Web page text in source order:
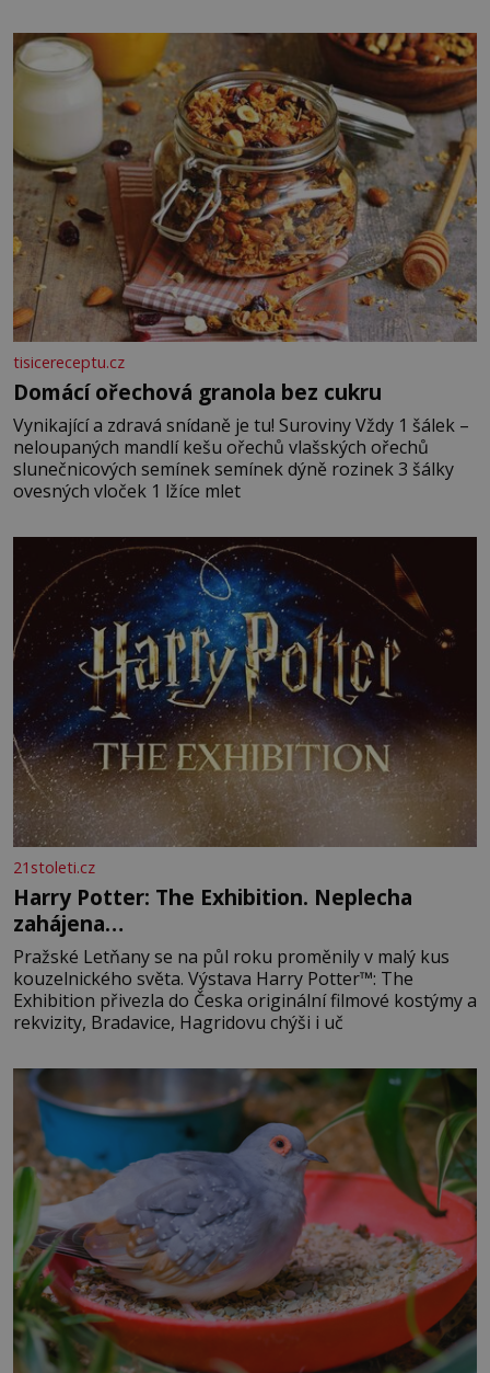
posypání Postup: Oddělte žloutky od bílků. Žloutky
vyšlehejte s cukrem do světlé pěny a postupně do nich
vmíchejte mascarpone, aby vznikl hladký
tisicereceptu.cz
Domácí ořechová granola bez cukru
Vynikající a zdravá snídaně je tu! Suroviny Vždy 1 šálek –
neloupaných mandlí kešu ořechů vlašských ořechů
slunečnicových semínek semínek dýně rozinek 3 šálky
ovesných vloček 1 lžíce mlet
21stoleti.cz
Harry Potter: The Exhibition. Neplecha
zahájena…
Pražské Letňany se na půl roku proměnily v malý kus
kouzelnického světa. Výstava Harry Potter™: The
Exhibition přivezla do Česka originální filmové kostýmy a
rekvizity, Bradavice, Hagridovu chýši i uč